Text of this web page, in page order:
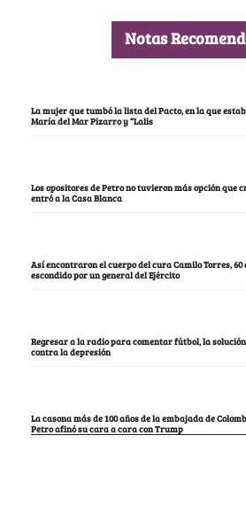
Notas
La mujer que tumbó la lista del Pacto, en la que
María del Mar Pizarro y “Lalis
Los opositores de Petro no tuvieron más opción
entró a la Casa Blanca
Así encontraron el cuerpo del cura Camilo Torres, 60
escondido por un general del Ejército
Regresar a la radio para comentar fútbol, la
contra la depresión
La casona más de 100 años de la embajada de
Petro afinó su cara a cara con Trump